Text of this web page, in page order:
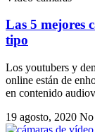
Las 5 mejores
tipo
Los youtubers y
online están de
en contenido
19 agosto, 2020 No